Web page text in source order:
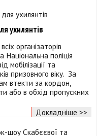
ухилянтів
організаторів
поліція
мобілізації та
призовного віку. За
втекти за кордон,
або в обхід пропускних
Докладніше >>